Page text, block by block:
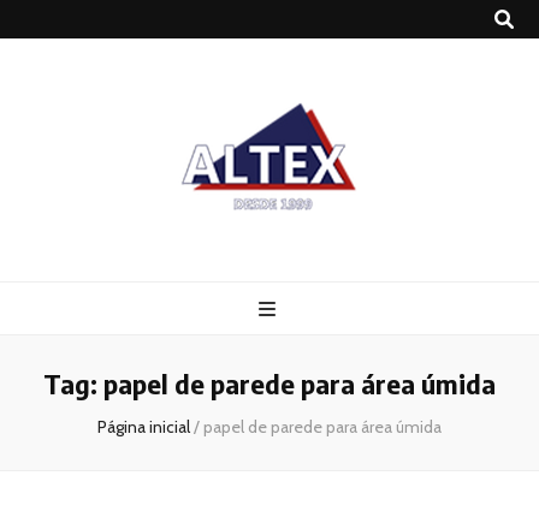
Tag: papel de parede para área úmida
Página inicial/ papel de parede para área úmida